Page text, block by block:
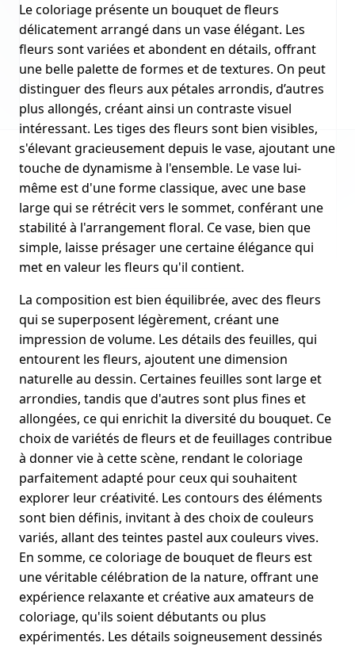
Le coloriage présente un bouquet de fleurs
délicatement arrangé dans un vase élégant. Les
fleurs sont variées et abondent en détails, offrant
une belle palette de formes et de textures. On peut
distinguer des fleurs aux pétales arrondis, d’autres
plus allongés, créant ainsi un contraste visuel
intéressant. Les tiges des fleurs sont bien visibles,
s'élevant gracieusement depuis le vase, ajoutant une
touche de dynamisme à l'ensemble. Le vase lui-
même est d'une forme classique, avec une base
large qui se rétrécit vers le sommet, conférant une
stabilité à l'arrangement floral. Ce vase, bien que
simple, laisse présager une certaine élégance qui
met en valeur les fleurs qu'il contient.
La composition est bien équilibrée, avec des fleurs
qui se superposent légèrement, créant une
impression de volume. Les détails des feuilles, qui
entourent les fleurs, ajoutent une dimension
naturelle au dessin. Certaines feuilles sont large et
arrondies, tandis que d'autres sont plus fines et
allongées, ce qui enrichit la diversité du bouquet. Ce
choix de variétés de fleurs et de feuillages contribue
à donner vie à cette scène, rendant le coloriage
parfaitement adapté pour ceux qui souhaitent
explorer leur créativité. Les contours des éléments
sont bien définis, invitant à des choix de couleurs
variés, allant des teintes pastel aux couleurs vives.
En somme, ce coloriage de bouquet de fleurs est
une véritable célébration de la nature, offrant une
expérience relaxante et créative aux amateurs de
coloriage, qu'ils soient débutants ou plus
expérimentés. Les détails soigneusement dessinés